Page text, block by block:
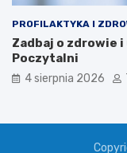
PROFILAKTYKA I
Zadbaj o zdrowie
Poczytalni
4 sierpnia 2026